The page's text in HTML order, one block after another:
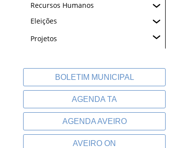
Recursos Humanos
Eleições
Projetos
BOLETIM MUNICIPAL
AGENDA TA
AGENDA AVEIRO
AVEIRO ON